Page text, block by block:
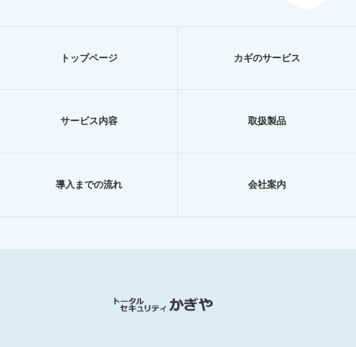
トップページ カギのサービス
サービス内容 取扱製品
導入までの流れ 会社案内